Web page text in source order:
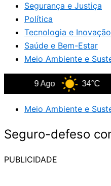
Segurança e Justiça
Política
Tecnologia e Inovação
Saúde e Bem-Estar
Meio Ambiente e
34°C
Meio Ambiente e
Seguro-defeso
PUBLICIDADE